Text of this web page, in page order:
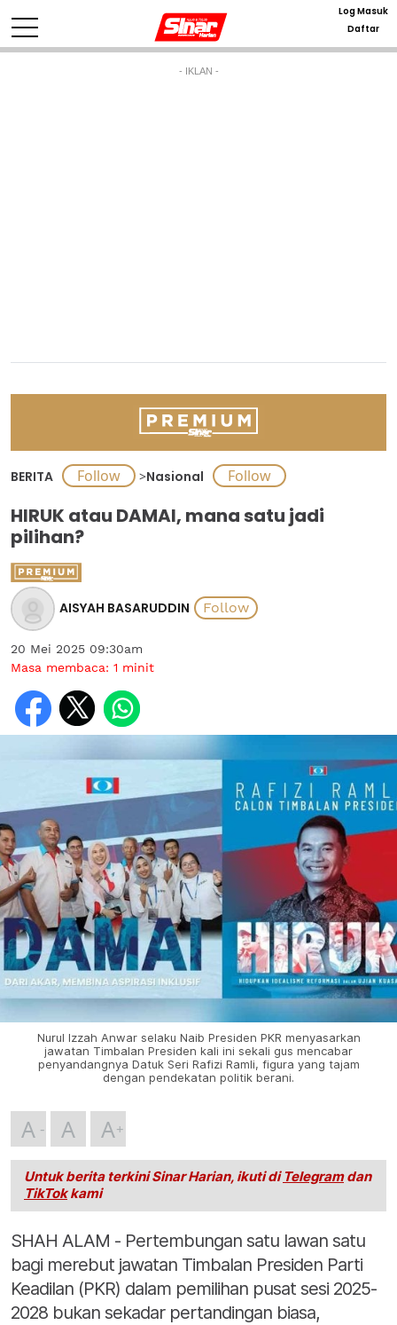
Log Masuk
Daftar
- IKLAN -
BERITA >Nasional
HIRUK atau DAMAI, mana satu jadi
pilihan?
AISYAH BASARUDDIN
20 Mei 2025 09:30am
Masa membaca: 1 minit
Nurul Izzah Anwar selaku Naib Presiden PKR menyasarkan
jawatan Timbalan Presiden kali ini sekali gus mencabar
penyandangnya Datuk Seri Rafizi Ramli, figura yang tajam
dengan pendekatan politik berani.
A A A
Untuk berita terkini Sinar Harian, ikuti di Telegramdan
TikTokkami
SHAH ALAM - Pertembungan satu lawan satu
bagi merebut jawatan Timbalan Presiden Parti
Keadilan (PKR) dalam pemilihan pusat sesi 2025-
2028 bukan sekadar pertandingan biasa,